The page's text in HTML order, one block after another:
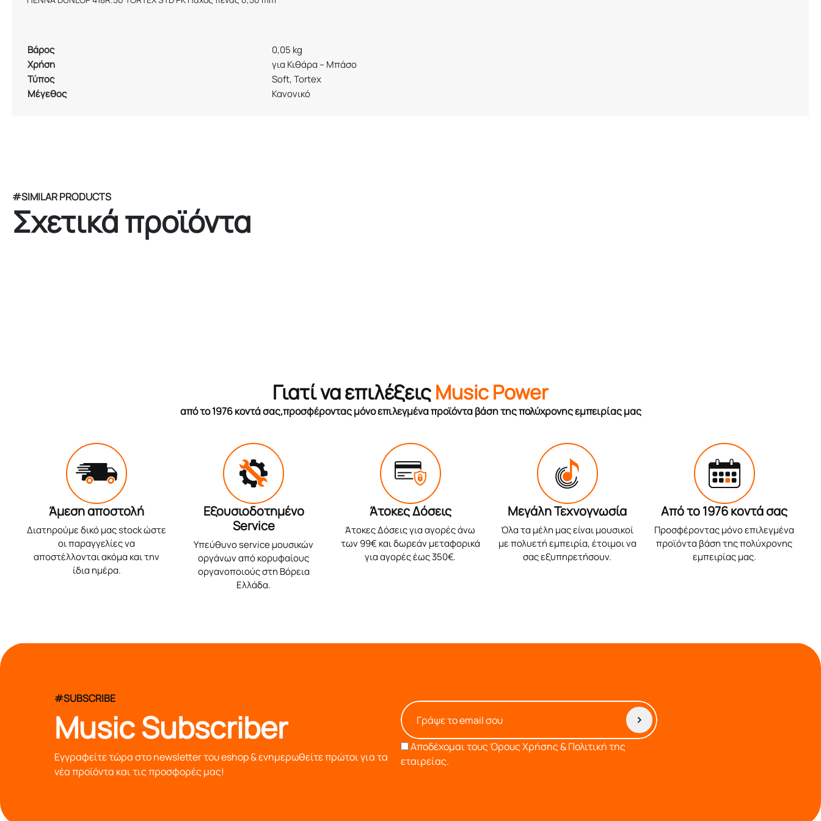
Βάρος
0,05 kg
Χρήση
για Κιθάρα – Μπάσο
Τύπος
Soft, Tortex
Μέγεθος
Κανονικό
#SIMILAR PRODUCTS
Σχετικά προϊόντα
Γιατί να επιλέξειςMusic Power
από το 1976 κοντά σας,προσφέροντας μόνο επιλεγμένα προϊόντα βάση της πολύχρονης εμπειρίας μας
Άμεση αποστολή
Διατηρούμε δικό μας stock ώστε
οι παραγγελίες να
αποστέλλονται ακόμα και την
ίδια ημέρα.
Εξουσιοδοτημένο
Service
Υπεύθυνο service μουσικών
οργάνων από κορυφαίους
οργανοποιούς στη Βόρεια
Ελλάδα.
Άτοκες Δόσεις
Άτοκες Δόσεις για αγορές άνω
των 99€ και δωρεάν μεταφορικά
για αγορές έως 350€.
Μεγάλη Τεχνογνωσία
Όλα τα μέλη μας είναι μουσικοί
με πολυετή εμπειρία, έτοιμοι να
σας εξυπηρετήσουν.
Από το 1976 κοντά σας
Προσφέροντας μόνο επιλεγμένα
προϊόντα βάση της πολύχρονης
εμπειρίας μας.
#SUBSCRIBE
Music Subscriber
Εγγραφείτε τώρα στο newsletter του eshop & ενημερωθείτε πρώτοι για τα
νέα προϊόντα και τις προσφορές μας!
Αποδέχομαι τουςΌρους Χρήσης & Πολιτική της
εταιρείας.